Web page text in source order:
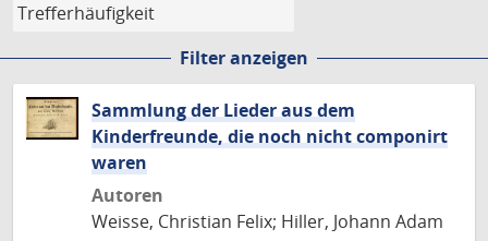
Filter anzeigen
Sammlung der Lieder aus dem
Kinderfreunde, die noch nicht componirt
waren
Autoren
Weisse, Christian Felix; Hiller, Johann Adam